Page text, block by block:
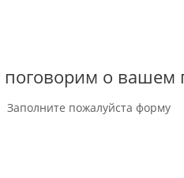
поговорим о вашем
Заполните пожалуйста форму